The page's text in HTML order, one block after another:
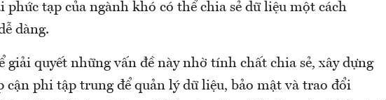
phức tạp của ngành khó có thể chia sẻ dữ liệu một cách
dàng.
giải quyết những vấn đề này nhờ tính chất chia sẻ, xây dựng
cận phi tập trung để quản lý dữ liệu, bảo mật và trao đổi